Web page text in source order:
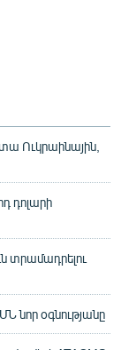
Ուկրաինային,
դոլարի
տրամադրելու
նոր օգնությանը